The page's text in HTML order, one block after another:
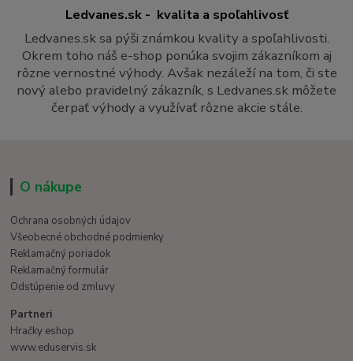
Ledvanes.sk - kvalita a spoľahlivosť
Ledvanes.sk sa pýši známkou kvality a spoľahlivosti.
Okrem toho náš e-shop ponúka svojim zákazníkom aj
rôzne vernostné výhody. Avšak nezáleží na tom, či ste
nový alebo pravidelný zákazník, s Ledvanes.sk môžete
čerpať výhody a využívať rôzne akcie stále.
O nákupe
Ochrana osobných údajov
Všeobecné obchodné podmienky
Reklamačný poriadok
Reklamačný formulár
Odstúpenie od zmluvy
Partneri
Hračky eshop
www.eduservis.sk